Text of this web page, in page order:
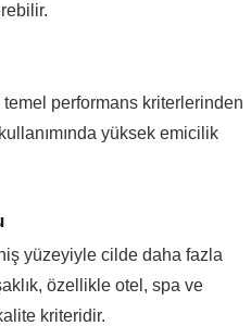
performans kriterlerinden
yüksek emicilik
yüzeyiyle cilde daha fazla
özellikle otel, spa ve
kriteridir.